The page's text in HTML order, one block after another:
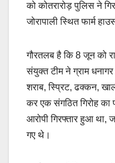
को कोतरारोड़ पुलिस ने
जोरापाली स्थित फार्म
गौरतलब है कि 8 जून को
संयुक्त टीम ने ग्राम धनागर
शराब, स्प्रिट, ढक्कन,
कर एक संगठित गिरोह का
आरोपी गिरफ्तार हुआ था,
गए थे।